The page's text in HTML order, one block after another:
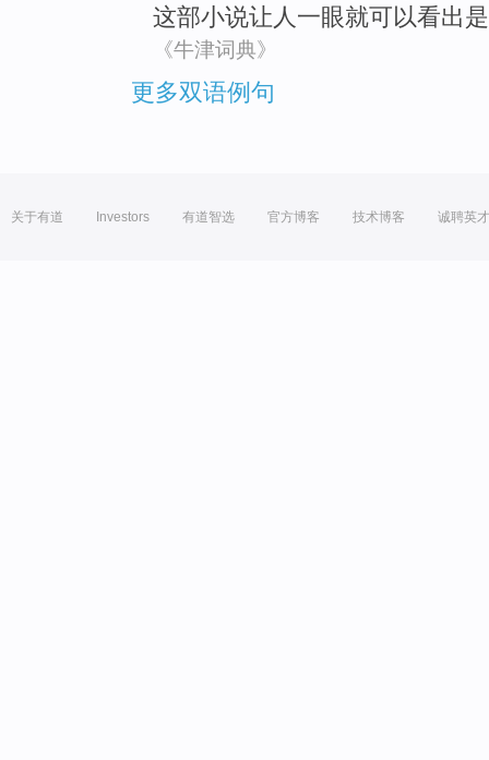
这部小说让人一眼就可以看出是
《牛津词典》
更多双语例句
关于有道 Investors 有道智选 官方博客 技术博客 诚聘英才